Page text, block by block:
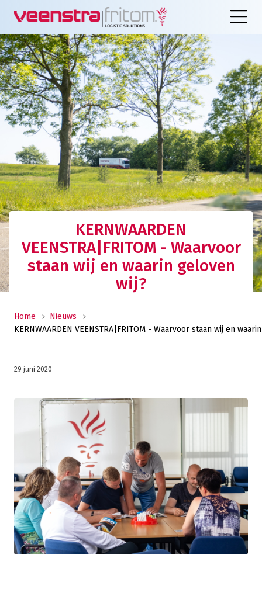
KERNWAARDEN
VEENSTRA|FRITOM - Waarvoor
staan wij en waarin geloven
wij?
Home
Nieuws
KERNWAARDEN VEENSTRA|FRITOM - Waarvoor staan wij en
29 juni 2020